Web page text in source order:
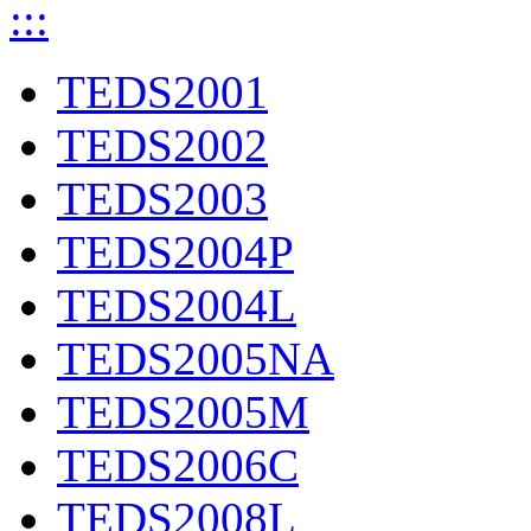
:::
TEDS2001
TEDS2002
TEDS2003
TEDS2004P
TEDS2004L
TEDS2005NA
TEDS2005M
TEDS2006C
TEDS2008L